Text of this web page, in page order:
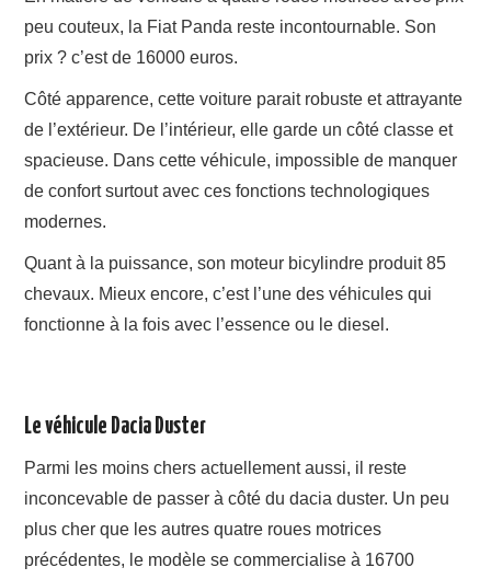
peu couteux, la Fiat Panda reste incontournable. Son
prix ? c’est de 16000 euros.
Côté apparence, cette voiture parait robuste et attrayante
de l’extérieur. De l’intérieur, elle garde un côté classe et
spacieuse. Dans cette véhicule, impossible de manquer
de confort surtout avec ces fonctions technologiques
modernes.
Quant à la puissance, son moteur bicylindre produit 85
chevaux. Mieux encore, c’est l’une des véhicules qui
fonctionne à la fois avec l’essence ou le diesel.
Le véhicule Dacia Duster
Parmi les moins chers actuellement aussi, il reste
inconcevable de passer à côté du dacia duster. Un peu
plus cher que les autres quatre roues motrices
précédentes, le modèle se commercialise à 16700